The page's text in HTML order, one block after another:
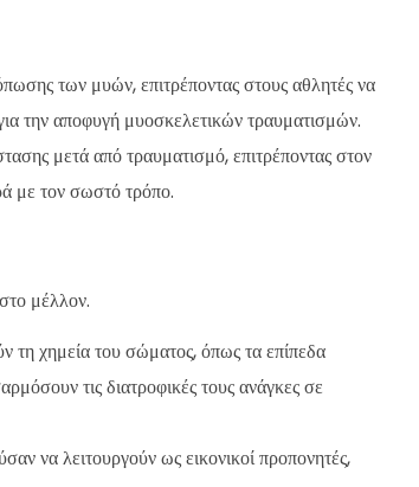
των μυών, επιτρέποντας στους αθλητές να
την αποφυγή μυοσκελετικών τραυματισμών.
μετά από τραυματισμό, επιτρέποντας στον
με τον σωστό τρόπο.
μέλλον.
τη χημεία του σώματος, όπως τα επίπεδα
τις διατροφικές τους ανάγκες σε
να λειτουργούν ως εικονικοί προπονητές,